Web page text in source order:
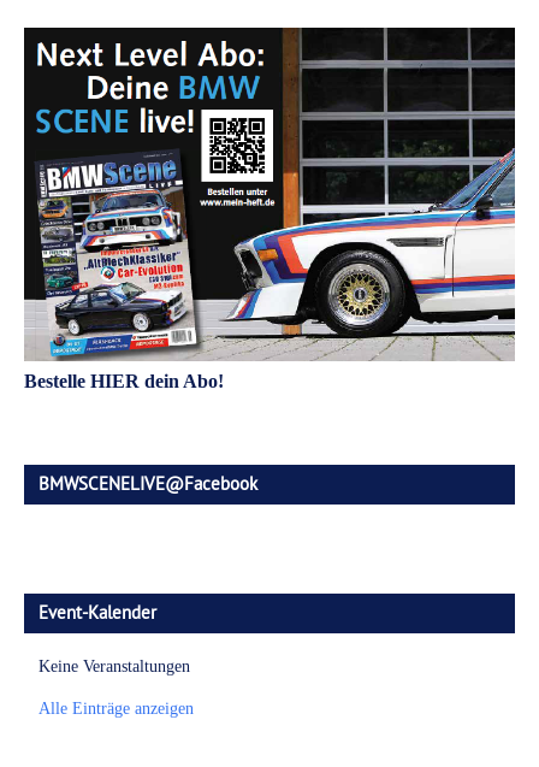
Bestelle HIER dein Abo!
BMWSCENELIVE@Facebook
Event-Kalender
Keine Veranstaltungen
Alle Einträge anzeigen